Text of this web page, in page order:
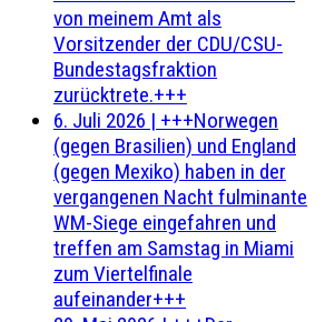
von meinem Amt als
Vorsitzender der CDU/CSU-
Bundestagsfraktion
zurücktrete.+++
6. Juli 2026 | +++Norwegen
(gegen Brasilien) und England
(gegen Mexiko) haben in der
vergangenen Nacht fulminante
WM-Siege eingefahren und
treffen am Samstag in Miami
zum Viertelfinale
aufeinander+++